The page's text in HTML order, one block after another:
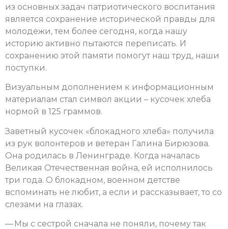
из основных задач патриотического воспитания
является сохранение исторической правды для
молодежи, тем более сегодня, когда нашу
историю активно пытаются переписать. И
сохранению этой памяти помогут наш труд, наши
поступки.
Визуальным дополнением к информационным
материалам стал символ акции – кусочек хлеба
нормой в 125 граммов.
Заветный кусочек «блокадного хлеба» получила
из рук волонтеров и ветеран Галина Бирюзова.
Она родилась в Ленинграде. Когда началась
Великая Отечественная война, ей исполнилось
три года. О блокадном, военном детстве
вспоминать не любит, а если и рассказывает, то со
слезами на глазах.
— Мы с сестрой сначала не поняли, почему так